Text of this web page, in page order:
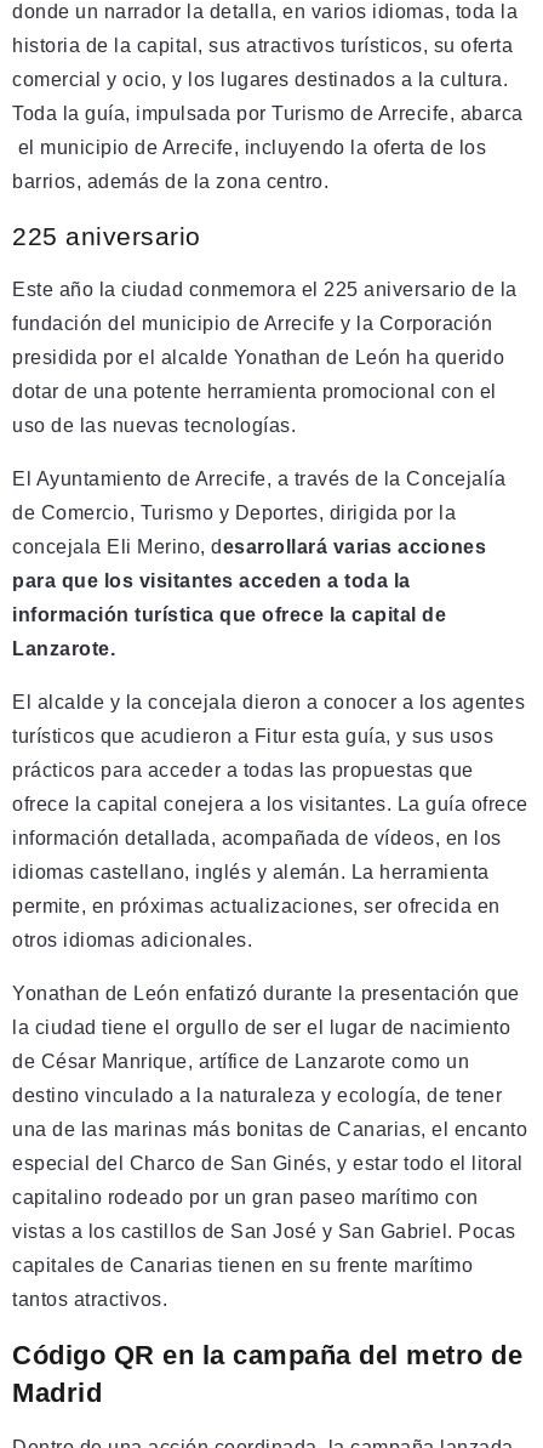
donde un narrador la detalla, en varios idiomas, toda la
historia de la capital, sus atractivos turísticos, su oferta
comercial y ocio, y los lugares destinados a la cultura.
Toda la guía, impulsada por Turismo de Arrecife, abarca
el municipio de Arrecife, incluyendo la oferta de los
barrios, además de la zona centro.
225 aniversario
Este año la ciudad conmemora el 225 aniversario de la
fundación del municipio de Arrecife y la Corporación
presidida por el alcalde Yonathan de León ha querido
dotar de una potente herramienta promocional con el
uso de las nuevas tecnologías.
El Ayuntamiento de Arrecife, a través de la Concejalía
de Comercio, Turismo y Deportes, dirigida por la
concejala Eli Merino, desarrollará varias acciones
para que los visitantes acceden a toda la
información turística que ofrece la capital de
Lanzarote.
El alcalde y la concejala dieron a conocer a los agentes
turísticos que acudieron a Fitur esta guía, y sus usos
prácticos para acceder a todas las propuestas que
ofrece la capital conejera a los visitantes. La guía ofrece
información detallada, acompañada de vídeos, en los
idiomas castellano, inglés y alemán. La herramienta
permite, en próximas actualizaciones, ser ofrecida en
otros idiomas adicionales.
Yonathan de León enfatizó durante la presentación que
la ciudad tiene el orgullo de ser el lugar de nacimiento
de César Manrique, artífice de Lanzarote como un
destino vinculado a la naturaleza y ecología, de tener
una de las marinas más bonitas de Canarias, el encanto
especial del Charco de San Ginés, y estar todo el litoral
capitalino rodeado por un gran paseo marítimo con
vistas a los castillos de San José y San Gabriel. Pocas
capitales de Canarias tienen en su frente marítimo
tantos atractivos.
Código QR en la campaña del metro de
Madrid